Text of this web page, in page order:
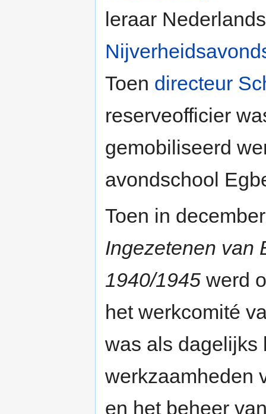
leraar
Toen directeur
reserveofficier
gemobiliseerd
avondschool
Toen in
Ingezetenen van
1940/1945 werd
het werkcomité
was als dagelijks
werkzaamheden
en het beheer